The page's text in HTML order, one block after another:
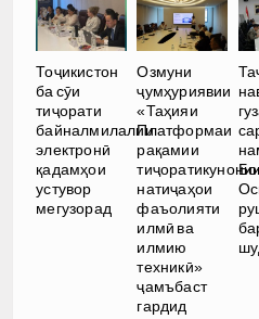
Тоҷикистон
ба сӯи
тиҷорати
байналмилалии
электронӣ
қадамҳои
устувор
мегузорад
Озмуни
ҷумҳуриявии
«Таҳияи
Платформаи
рақамии
натиҷаҳои
фаъолияти
илмӣ ва
илмию
техникӣ»
ҷамъбаст
гардид